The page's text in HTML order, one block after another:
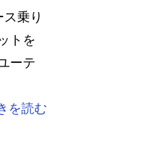
乗り
トを
ーテ
を読む